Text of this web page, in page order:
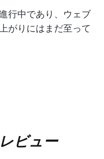
行中であり、ウェブ
がりにはまだ至って
ビュー